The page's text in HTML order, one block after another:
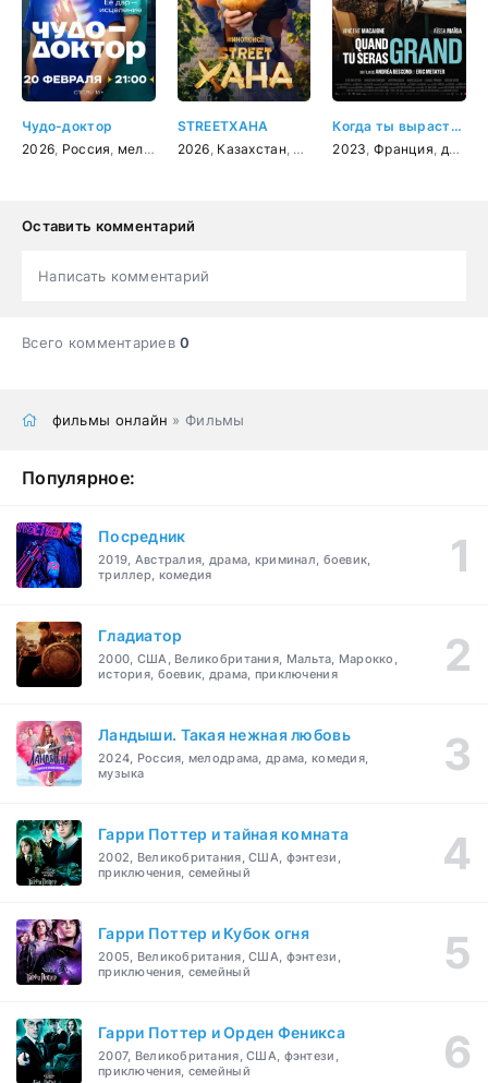
Чудо-доктор
2026 Россия мелодрама ,драма
STREETХАНА
2026 Казахстан комедия
Когда ты вырастешь
2023 Франция драма
Оставить комментарий
Написать комментарий
Всего комментариев0
фильмы онлайн » Фильмы
Популярное:
Посредник
2019, Австралия, драма, криминал, боевик,
триллер, комедия
Гладиатор
2000, США, Великобритания, Мальта, Марокко,
история, боевик, драма, приключения
Ландыши. Такая нежная любовь
2024, Россия, мелодрама, драма, комедия,
музыка
Гарри Поттер и тайная комната
2002, Великобритания, США, фэнтези,
приключения, семейный
Гарри Поттер и Кубок огня
2005, Великобритания, США, фэнтези,
приключения, семейный
Гарри Поттер и Орден Феникса
2007, Великобритания, США, фэнтези,
приключения, семейный